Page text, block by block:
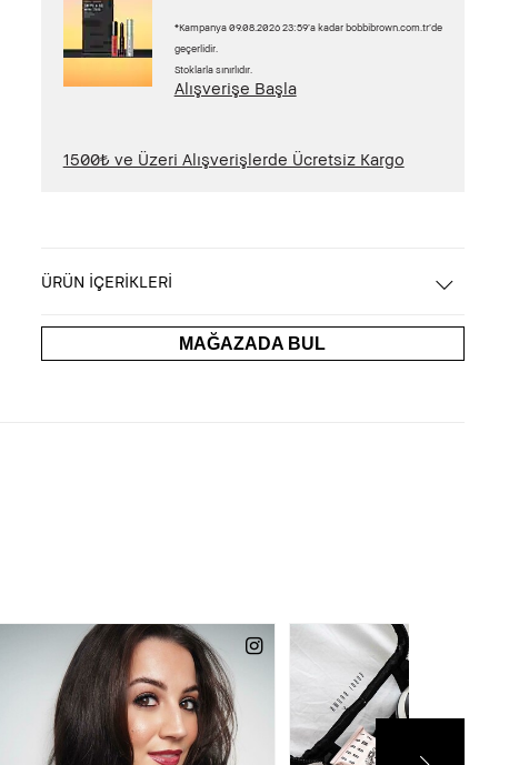
*Kampanya 09.08.2026 23:59’a kadar bobbibrown.com.tr’de
geçerlidir.
Stoklarla sınırlıdır.
Alışverişe Başla
1500₺ ve Üzeri Alışverişlerde Ücretsiz Kargo
ÜRÜN İÇERİKLERİ
MAĞAZADA BUL